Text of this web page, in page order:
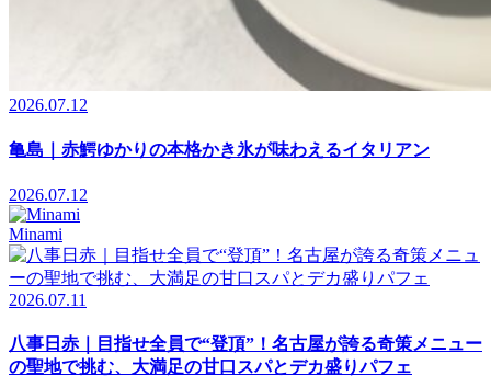
2026.07.12
亀島｜赤鰐ゆかりの本格かき氷が味わえるイタリアン
2026.07.12
Minami
2026.07.11
八事日赤｜目指せ全員で“登頂”！名古屋が誇る奇策メニュー
の聖地で挑む、大満足の甘口スパとデカ盛りパフェ